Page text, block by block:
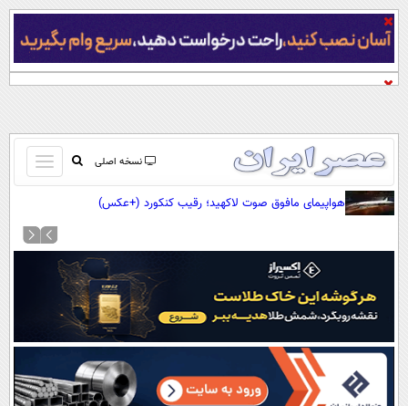
نسخه اصلی
باز
و
کردن
صفحه اول
آرشیو
نظرسنجی
آب و هوا
اوقات شرعی
سواد زندگی
هواپیمای مافوق صوت لاکهید؛ رقیب کنکورد (+عکس)